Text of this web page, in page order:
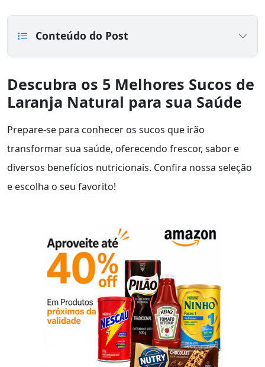
Conteúdo do Post
Descubra os 5 Melhores Sucos de
Laranja Natural para sua Saúde
Prepare-se para conhecer os sucos que irão
transformar sua saúde, oferecendo frescor, sabor e
diversos benefícios nutricionais. Confira nossa seleção
e escolha o seu favorito!